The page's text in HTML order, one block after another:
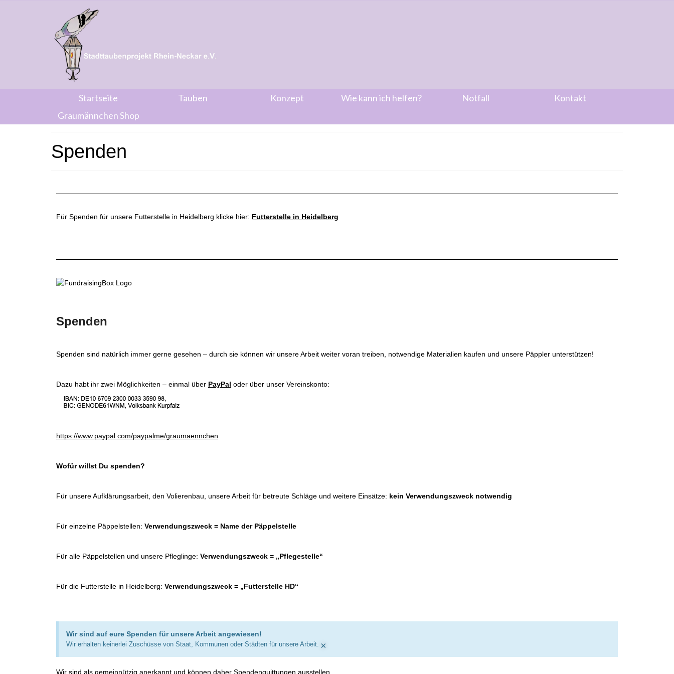
Startseite Tauben Konzept Wie kann ich helfen? Notfall
Kontakt
Graumännchen Shop
Spenden
Für Spenden für unsere Futterstelle in Heidelberg klicke hier: Futterstelle in Heidelberg
Spenden
Spenden sind natürlich immer gerne gesehen – durch sie können wir unsere Arbeit weiter voran treiben, notwendige Materialien kaufen und unsere Päppler unterstützen!
Dazu habt ihr zwei Möglichkeiten – einmal über PayPal oder über unser Vereinskonto:
https://www.paypal.com/paypalme/graumaennchen
Wofür willst Du spenden?
Für unsere Aufklärungsarbeit, den Volierenbau, unsere Arbeit für betreute Schläge und weitere Einsätze: kein Verwendungszweck notwendig
Für einzelne Päppelstellen: Verwendungszweck = Name der Päppelstelle
Für alle Päppelstellen und unsere Pfleglinge: Verwendungszweck = „Pflegestelle“
Für die Futterstelle in Heidelberg: Verwendungszweck = „Futterstelle HD“
Wir sind auf eure Spenden für unsere Arbeit angewiesen!
Wir erhalten keinerlei Zuschüsse von Staat, Kommunen oder Städten für unsere Arbeit. ×
Wir sind als gemeinnützig anerkannt und können daher Spendenquittungen ausstellen.